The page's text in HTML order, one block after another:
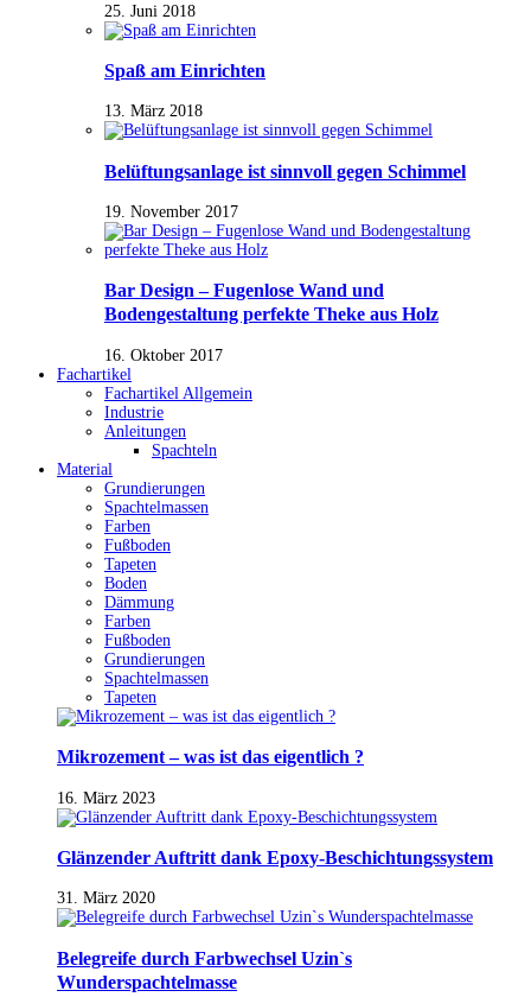
25. Juni 2018
Spaß am Einrichten
13. März 2018
Belüftungsanlage ist sinnvoll gegen Schimmel
19. November 2017
Bar Design – Fugenlose Wand und
Bodengestaltung perfekte Theke aus Holz
16. Oktober 2017
Fachartikel
Fachartikel Allgemein
Industrie
Anleitungen
Spachteln
Material
Grundierungen
Spachtelmassen
Farben
Fußboden
Tapeten
Boden
Dämmung
Farben
Fußboden
Grundierungen
Spachtelmassen
Tapeten
Mikrozement – was ist das eigentlich ?
16. März 2023
Glänzender Auftritt dank Epoxy-Beschichtungssystem
31. März 2020
Belegreife durch Farbwechsel Uzin`s
Wunderspachtelmasse